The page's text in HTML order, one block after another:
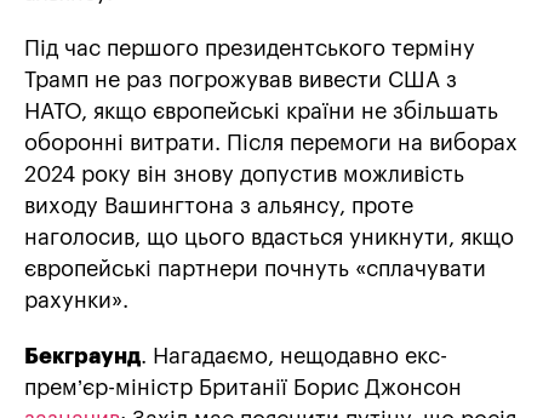
Під час першого президентського терміну
Трамп не раз погрожував вивести США з
НАТО, якщо європейські країни не збільшать
оборонні витрати. Після перемоги на виборах
2024 року він знову допустив можливість
виходу Вашингтона з альянсу, проте
наголосив, що цього вдасться уникнути, якщо
європейські партнери почнуть «сплачувати
рахунки».
Бекграунд. Нагадаємо, нещодавно екс-
прем’єр-міністр Британії Борис Джонсон